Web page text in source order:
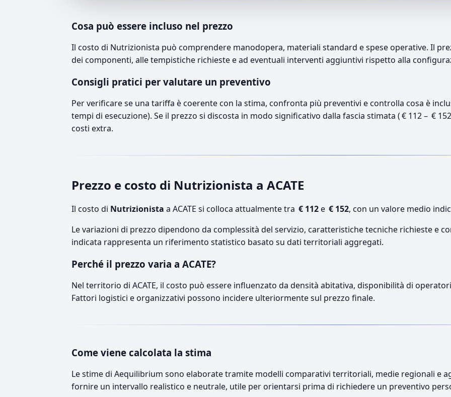
Cosa può essere incluso nel prezzo
Il costo di Nutrizionista può comprendere manodopera, materiali standard e spese operative. Il
dei componenti, alle tempistiche richieste e ad eventuali interventi aggiuntivi rispetto alla
Consigli pratici per valutare un preventivo
Per verificare se una tariffa è coerente con la stima, confronta più preventivi e controlla cosa è
tempi di esecuzione). Se il prezzo si discosta in modo significativo dalla fascia stimata ( € 112 – €
costi extra.
Prezzo e costo di Nutrizionista a ACATE
Il costo di Nutrizionista a ACATE si colloca attualmente tra € 112e € 152, con un valore medio
Le variazioni di prezzo dipendono da complessità del servizio, caratteristiche tecniche richieste e
indicata rappresenta un riferimento statistico basato su dati territoriali aggregati.
Perché il prezzo varia a ACATE?
Nel territorio di ACATE, il costo può essere influenzato da densità abitativa, disponibilità di
Fattori logistici e organizzativi possono incidere ulteriormente sul prezzo finale.
Come viene calcolata la stima
Le stime di Aequilibrium sono elaborate tramite modelli comparativi territoriali, medie regionali e
fornire un intervallo realistico e neutrale, utile per orientarsi prima di richiedere un preventivo